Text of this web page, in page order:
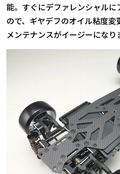
能。すぐにデファレンシャル
ので、ギヤデフのオイル粘度
メンテナンスがイージーになり